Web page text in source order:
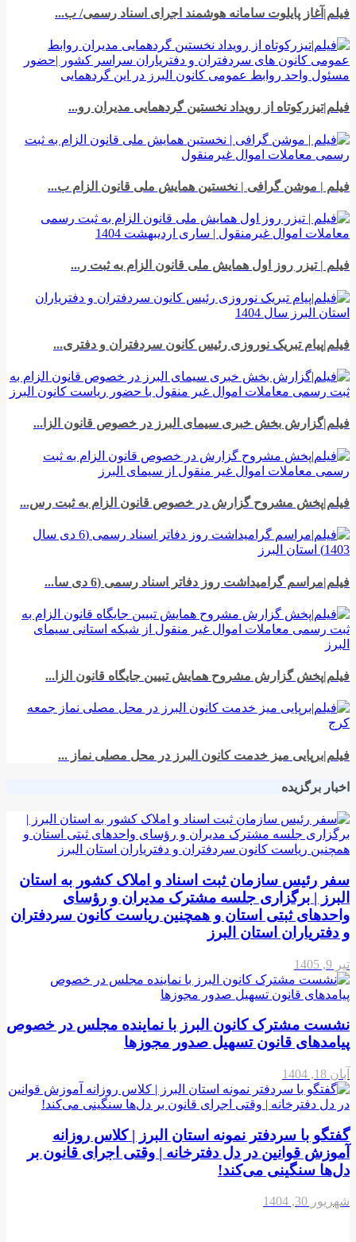
فیلم|آغاز پایلوت سامانه هوشمند اجرای اسناد رسمی/ ب...
فیلم|تیزرکوتاه از رویداد نخستین گردهمایی مدیران رو...
فیلم | موشن گرافی | نخستین همایش ملی قانون الزام ب...
فیلم | تیزر روز اول همایش ملی قانون الزام به ثبت ر...
فیلم|پیام تبریک نوروزی رئیس کانون سردفتران و دفتری...
فیلم|گزارش بخش خبری سیمای البرز در خصوص قانون الزا...
فیلم|پخش مشروح گزارش در خصوص قانون الزام به ثبت رس...
فیلم|مراسم گرامیداشت روز دفاتر اسناد رسمی (6 دی سا...
فیلم|پخش گزارش مشروح همایش تبیین جایگاه قانون الزا...
فیلم|برپایی میز خدمت کانون البرز در محل مصلی نماز ...
اخبار برگزیده
سفر رئیس سازمان ثبت اسناد و املاک کشور به استان
البرز | برگزاری جلسه مشترک مدیران و رؤسای
واحدهای ثبتی استان و همچنین ریاست کانون سردفتران
و دفتریاران استان البرز
تیر 9, 1405
نشست مشترک کانون البرز با نماینده مجلس در خصوص
پیامدهای قانون تسهیل صدور مجوزها
آبان 18, 1404
گفتگو با سردفتر نمونه استان البرز | کلاس روزانه
آموزش قوانین در دل دفترخانه | وقتی اجرای قانون بر
دل‌ها سنگینی می‌کند!
شهریور 30, 1404